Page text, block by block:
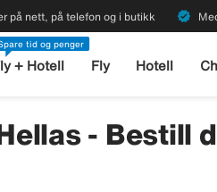
på nett, på telefon og i butikk verified
tid og penger
+ Hotell Fly Hotell
- Bestill